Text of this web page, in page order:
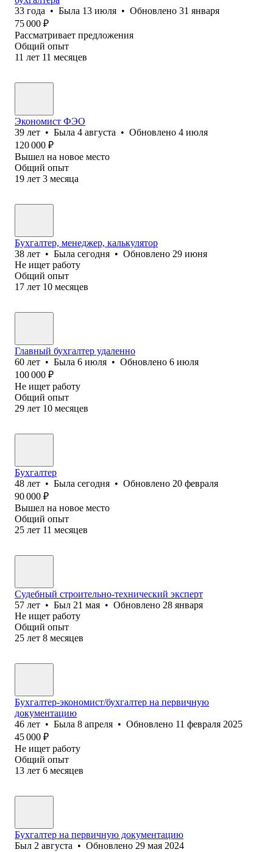
33 года • Была 13 июля • Обновлено 31 января
75 000 ₽
Рассматривает предложения
Общий опыт
11 лет 11 месяцев
Экономист ФЭО
39 лет • Была 4 августа • Обновлено 4 июля
120 000 ₽
Вышел на новое место
Общий опыт
19 лет 3 месяца
Бухгалтер, менеджер, калькулятор
38 лет • Была сегодня • Обновлено 29 июня
Не ищет работу
Общий опыт
17 лет 10 месяцев
Главный бухгалтер удаленно
60 лет • Была 6 июля • Обновлено 6 июля
100 000 ₽
Не ищет работу
Общий опыт
29 лет 10 месяцев
Бухгалтер
48 лет • Была сегодня • Обновлено 20 февраля
90 000 ₽
Вышел на новое место
Общий опыт
25 лет 11 месяцев
Судебный строительно-технический эксперт
57 лет • Был 21 мая • Обновлено 28 января
Не ищет работу
Общий опыт
25 лет 8 месяцев
Бухгалтер-экономист/бухгалтер на первичную
документацию
46 лет • Была 8 апреля • Обновлено 11 февраля 2025
45 000 ₽
Не ищет работу
Общий опыт
13 лет 6 месяцев
Бухгалтер на первичную документацию
Был 2 августа • Обновлено 29 мая 2024